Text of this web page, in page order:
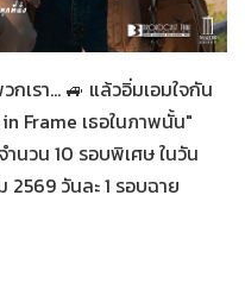
เธอในภาพนั้น
เรา... 🚙 แล้วอิ่มเอมใจกัน
Frame เธอในภาพนั้น"
นวน 10 รอบพิเศษ ในวัน
วันละ 1 รอบฉาย